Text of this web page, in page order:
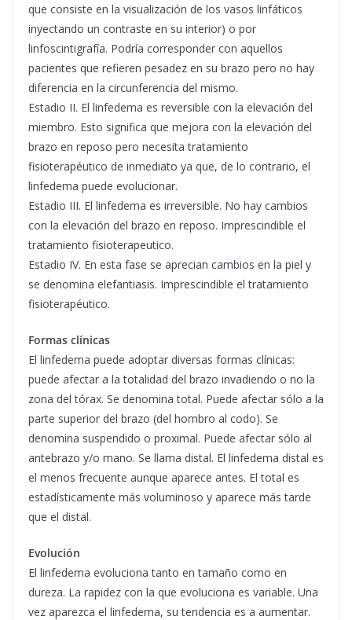
que consiste en la visualización de los vasos linfáticos
inyectando un contraste en su interior) o por
linfoscintigrafía. Podría corresponder con aquellos
pacientes que refieren pesadez en su brazo pero no hay
diferencia en la circunferencia del mismo.
Estadio II. El linfedema es reversible con la elevación del
miembro. Esto significa que mejora con la elevación del
brazo en reposo pero necesita tratamiento
fisioterapéutico de inmediato ya que, de lo contrario, el
linfedema puede evolucionar.
Estadio III. El linfedema es irreversible. No hay cambios
con la elevación del brazo en reposo. Imprescindible el
tratamiento fisioterapeutico.
Estadio IV. En esta fase se aprecian cambios en la piel y
se denomina elefantiasis. Imprescindible el tratamiento
fisioterapéutico.
Formas clínicas
El linfedema puede adoptar diversas formas clínicas:
puede afectar a la totalidad del brazo invadiendo o no la
zona del tórax. Se denomina total. Puede afectar sólo a la
parte superior del brazo (del hombro al codo). Se
denomina suspendido o proximal. Puede afectar sólo al
antebrazo y/o mano. Se llama distal. El linfedema distal es
el menos frecuente aunque aparece antes. El total es
estadísticamente más voluminoso y aparece más tarde
que el distal.
Evolución
El linfedema evoluciona tanto en tamaño como en
dureza. La rapidez con la que evoluciona es variable. Una
vez aparezca el linfedema, su tendencia es a aumentar.